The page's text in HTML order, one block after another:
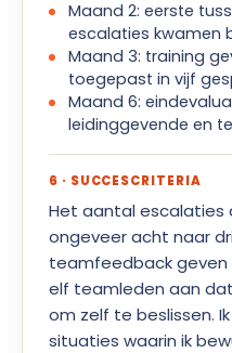
Maand 2: eerste
escalaties kwamen
Maand 3: training
toegepast in vijf
Maand 6:
leidinggevende en
6 · SUCCESCRITERIA
Het aantal escalaties
ongeveer acht naar
teamfeedback geven
elf teamleden aan
om zelf te beslissen.
situaties waarin ik